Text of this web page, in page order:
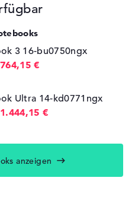
3 16-bu0750ngx
€
Ultra 14-kd0771ngx
€
anzeigen